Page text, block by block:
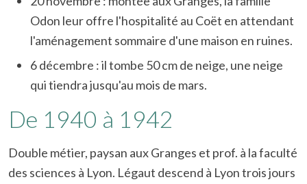
Odon leur offre l'hospitalité au Coët en attendant
l'aménagement sommaire d'une maison en ruines.
6 décembre : il tombe 50 cm de neige, une neige
qui tiendra jusqu'au mois de mars.
De 1940 à 1942
Double métier, paysan aux Granges et prof. à la faculté
des sciences à Lyon. Légaut descend à Lyon trois jours